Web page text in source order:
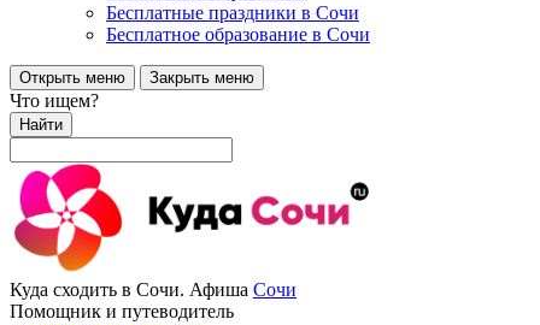
Бесплатные праздники в Сочи
Бесплатное образование в Сочи
Открыть меню Закрыть меню
Что ищем?
Найти
Куда сходить в Сочи. Афиша Сочи
Помощник и путеводитель